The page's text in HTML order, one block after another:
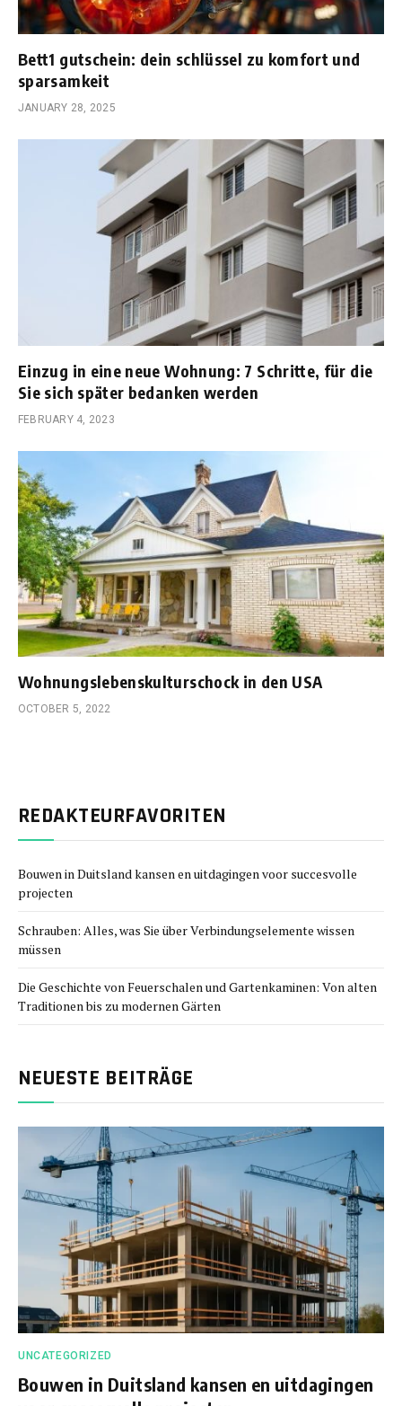
Bett1 gutschein: dein schlüssel zu komfort und
sparsamkeit
JANUARY 28, 2025
Einzug in eine neue Wohnung: 7 Schritte, für die
Sie sich später bedanken werden
FEBRUARY 4, 2023
Wohnungslebenskulturschock in den USA
OCTOBER 5, 2022
REDAKTEURFAVORITEN
Bouwen in Duitsland kansen en uitdagingen voor succesvolle
projecten
Schrauben: Alles, was Sie über Verbindungselemente wissen
müssen
Die Geschichte von Feuerschalen und Gartenkaminen: Von alten
Traditionen bis zu modernen Gärten
NEUESTE BEITRÄGE
UNCATEGORIZED
Bouwen in Duitsland kansen en uitdagingen